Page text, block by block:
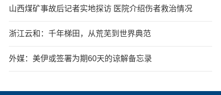
山西煤矿事故后记者实地探访 医院介绍伤者救治情况
浙江云和：千年梯田，从荒芜到世界典范
外媒：美伊或签署为期60天的谅解备忘录